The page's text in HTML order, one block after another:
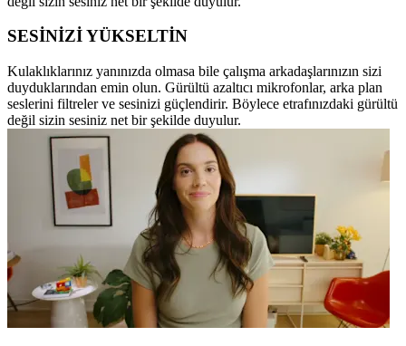
SESİNİZİ YÜKSELTİN
Kulaklıklarınız yanınızda olmasa bile çalışma arkadaşlarınızın sizi
duyduklarından emin olun. Gürültü azaltıcı mikrofonlar, arka plan
seslerini filtreler ve sesinizi güçlendirir. Böylece etrafınızdaki gürültü
değil sizin sesiniz net bir şekilde duyulur.